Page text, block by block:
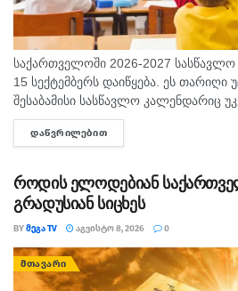
საქართველოში 2026-2027
15 სექტემბერს დაიწყება. ეს
შესაბამისი სასწავლო კალენდარიც
შეეხება საბავშვო ბაღებს,
ასევე 15 სექტემბრიდან განახლდება.
ᲓᲐᲬᲕᲠᲘᲚᲔᲑᲘᲗ
როდის ელოდებიან
გრადუსიან სიცხეს
BYᲛᲔᲒᲐ TV ᲐᲒᲕᲘᲡᲢᲝ 8, 2026 0
ᲛᲗᲐᲕᲐᲠᲘ